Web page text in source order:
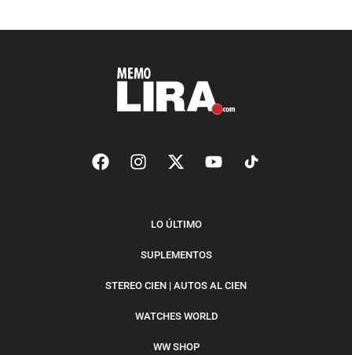
LO ÚLTIMO
SUPLEMENTOS
STEREO CIEN | AUTOS AL CIEN
WATCHES WORLD
WW SHOP